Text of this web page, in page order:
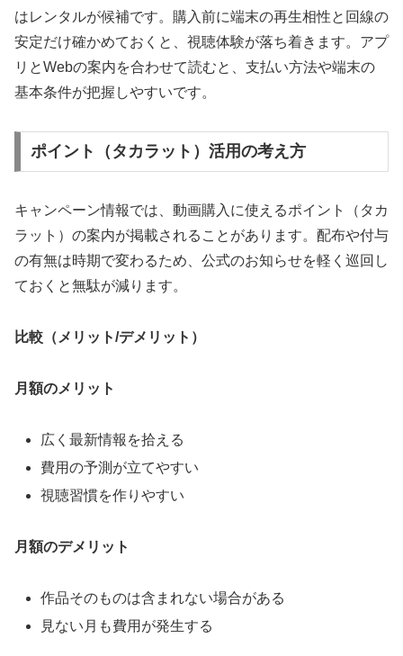
はレンタルが候補です。購入前に端末の再生相性と回線の
安定だけ確かめておくと、視聴体験が落ち着きます。アプ
リとWebの案内を合わせて読むと、支払い方法や端末の
基本条件が把握しやすいです。
ポイント（タカラット）活用の考え方
キャンペーン情報では、動画購入に使えるポイント（タカ
ラット）の案内が掲載されることがあります。配布や付与
の有無は時期で変わるため、公式のお知らせを軽く巡回し
ておくと無駄が減ります。
比較（メリット/デメリット）
月額のメリット
広く最新情報を拾える
費用の予測が立てやすい
視聴習慣を作りやすい
月額のデメリット
作品そのものは含まれない場合がある
見ない月も費用が発生する